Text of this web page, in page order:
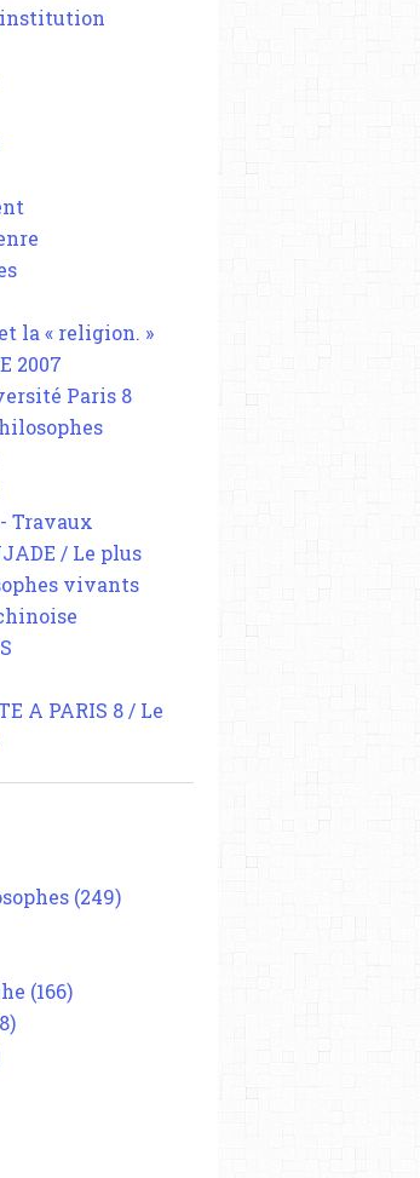
la « religion. »
2007
Paris 8
Travaux
/ Le plus
vivants
A PARIS 8 / Le
(249)
(166)